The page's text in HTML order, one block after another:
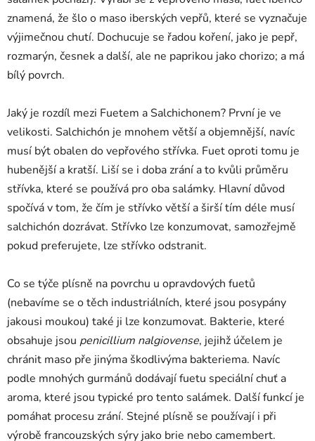
znamená, že šlo o maso iberských vepřů, které se vyznačuje
výjimečnou chutí. Dochucuje se řadou koření, jako je pepř,
rozmarýn, česnek a další, ale ne paprikou jako chorizo; a má
bílý povrch.
Jaký je rozdíl mezi Fuetem a Salchichonem? První je ve
velikosti. Salchichón je mnohem větší a objemnější, navíc
musí být obalen do vepřového střívka. Fuet oproti tomu je
hubenější a kratší. Liší se i doba zrání a to kvůli průměru
střívka, které se používá pro oba salámky. Hlavní důvod
spočívá v tom, že čím je střívko větší a širší tím déle musí
salchichón dozrávat. Střívko lze konzumovat, samozřejmě
pokud preferujete, lze střívko odstranit.
Co se týče plísně na povrchu u opravdových fuetů
(nebavíme se o těch industriálních, které jsou posypány
jakousi moukou) také ji lze konzumovat. Bakterie, které
obsahuje jsou penicillium nalgiovense, jejihž účelem je
chránit maso pře jinýma škodlivýma bakteriema. Navíc
podle mnohých gurmánů dodávají fuetu speciální chuť a
aroma, které jsou typické pro tento salámek. Další funkcí je
pomáhat procesu zrání. Stejné plísně se používají i při
výrobě francouzských sýry jako brie nebo camembert.